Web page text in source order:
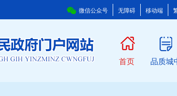
微信公众号 无障碍 移动端
首页 品质城